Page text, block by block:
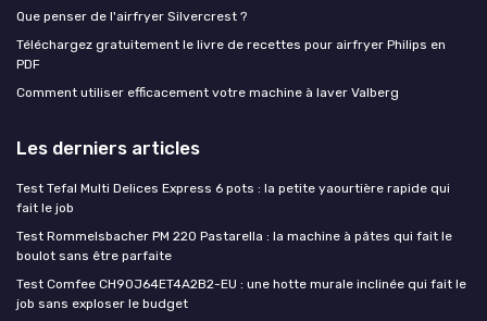
Que penser de l'airfryer Silvercrest ?
Téléchargez gratuitement le livre de recettes pour airfryer Philips en
PDF
Comment utiliser efficacement votre machine à laver Valberg
Les derniers articles
Test Tefal Multi Delices Express 6 pots : la petite yaourtière rapide qui
fait le job
Test Rommelsbacher PM 220 Pastarella : la machine à pâtes qui fait le
boulot sans être parfaite
Test Comfee CH90J64ET4A2B2-EU : une hotte murale inclinée qui fait le
job sans exploser le budget